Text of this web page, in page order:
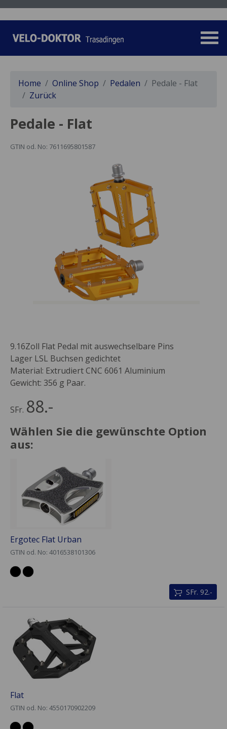
Home Online Shop Pedalen
Pedale - Flat
Zurück
Pedale - Flat
GTIN od. No: 7611695801587
9.16Zoll Flat Pedal mit auswechselbare Pins
Lager LSL Buchsen gedichtet
Material: Extrudiert CNC 6061 Aluminium
Gewicht: 356 g Paar.
SFr. 88.-
Wählen Sie die gewünschte Option
aus:
Ergotec Flat Urban
GTIN od. No: 4016538101306
SFr. 92.-
Flat
GTIN od. No: 4550170902209